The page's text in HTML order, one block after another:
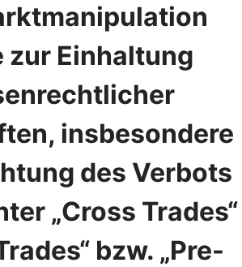
zur Einhaltung
insbesondere
des Verbots
„Cross Trades“
bzw. „Pre-